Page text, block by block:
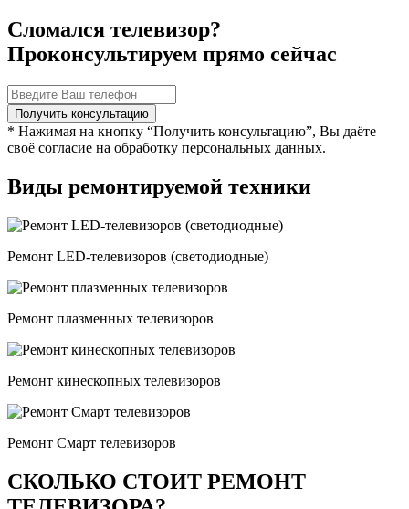
Сломался телевизор?
Проконсультируем прямо сейчас
* Нажимая на кнопку “Получить консультацию”, Вы даёте
своё согласие на обработку персональных данных.
Виды ремонтируемой техники
Ремонт LED-телевизоров (светодиодные)
Ремонт плазменных телевизоров
Ремонт кинескопных телевизоров
Ремонт Смарт телевизоров
СКОЛЬКО СТОИТ РЕМОНТ